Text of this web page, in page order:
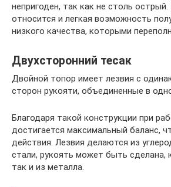
непригоден, так как не столь
относится и легкая возможность
низкого качества, которыми
Двухсторонний тесак
Двойной топор имеет лезвия с
сторон рукояти, объединенные в
Благодаря такой конструкции при
достигается максимальный баланс,
действия. Лезвия делаются из
стали, рукоять может быть сделана,
так и из металла.